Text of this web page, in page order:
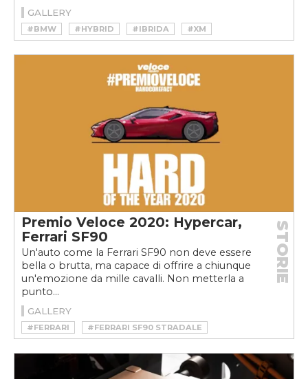
GALLERY
#BMW #HYBRID #IBRIDA #XM
Premio Veloce 2020: Hypercar,
Ferrari SF90
Un'auto come la Ferrari SF90 non deve essere
bella o brutta, ma capace di offrire a chiunque
un'emozione da mille cavalli. Non metterla a
punto...
STORIE
GALLERY
#FERRARI
#FERRARI SF90 STRADALE
#HYBRID
#HYPERCAR
#HYPERCAR IBRIDA
#PREMIOVELOCE
#PREMIOVELOCE2020